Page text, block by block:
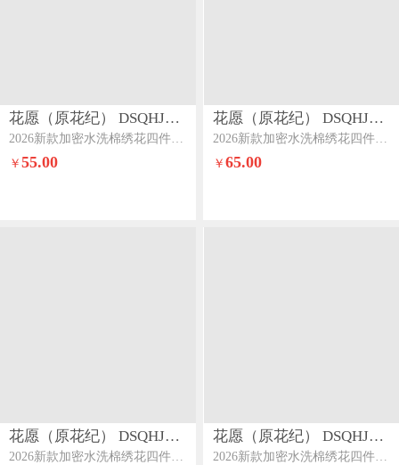
花愿（原花纪） DSQHJ911
2026新款加密水洗棉绣花四件套系列-夏纳系列二夏纳-高级灰+奶茶
￥55.00
花愿（原花纪） DSQHJ911
2026新款加密水洗棉绣花四件套系列-夏纳系列二夏纳-樱花粉+珍珠灰
￥ 65.00
花愿（原花纪） DSQHJ911
2026新款加密水洗棉绣花四件套系列-夏纳系列二夏纳-奶昔白+太妃糖
花愿（原花纪） DSQHJ911
2026新款加密水洗棉绣花四件套系列-夏纳系列二夏纳-奶昔白+樱花粉